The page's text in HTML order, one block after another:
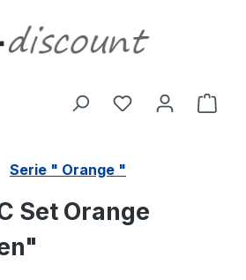
Serie " Orange "
Set Orange